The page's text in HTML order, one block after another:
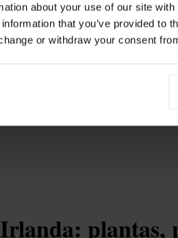
about your use of our site
that you’ve provided to
or withdraw your consent
Ireland
plantas,